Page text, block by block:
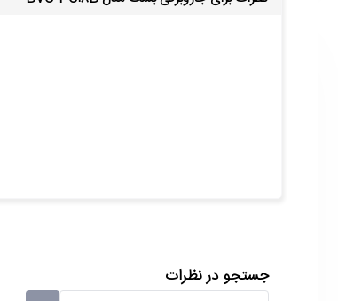
جستجو در نظرات